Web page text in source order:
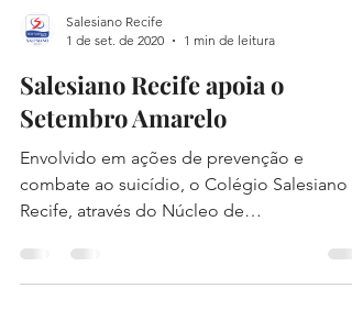
1 de set. de 2020
1 min de leitura
Salesiano Recife apoia o
Setembro Amarelo
Envolvido em ações de prevenção e
combate ao suicídio, o Colégio Salesiano
Recife, através do Núcleo de